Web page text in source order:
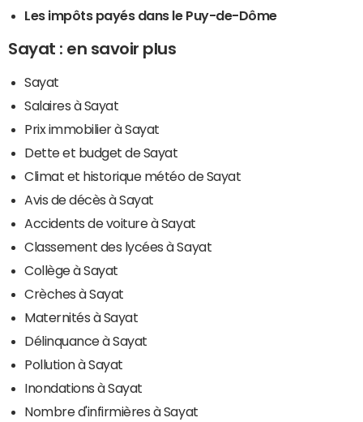
Les impôts payés dans le Puy-de-Dôme
Sayat : en savoir plus
Sayat
Salaires à Sayat
Prix immobilier à Sayat
Dette et budget de Sayat
Climat et historique météo de Sayat
Avis de décès à Sayat
Accidents de voiture à Sayat
Classement des lycées à Sayat
Collège à Sayat
Crèches à Sayat
Maternités à Sayat
Délinquance à Sayat
Pollution à Sayat
Inondations à Sayat
Nombre d'infirmières à Sayat